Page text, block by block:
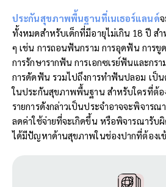
ประกันสุขภาพพื้นฐานที่เนเธอร์แลนด์
ทั้งหมดสำหรับเด็กที่มีอายุไม่เกิน 18 ปี ส
ๆ เช่น การถอนฟันกราม การอุดฟัน การขู
การรักษารากฟัน การเอกซเรย์ฟันและกร
การดัดฟัน รวมไปถึงการทำฟันปลอม เป็
ในประกันสุขภาพพื้นฐาน สำหรับใครที่ต้อ
รายการดังกล่าวเป็นประจำอาจจะพิจาร
ลดค่าใช้จ่ายที่จะเกิดขึ้น หรือพิจารณารับ
ได้มีปัญหาด้านสุขภาพในช่องปากที่ต้องเข้